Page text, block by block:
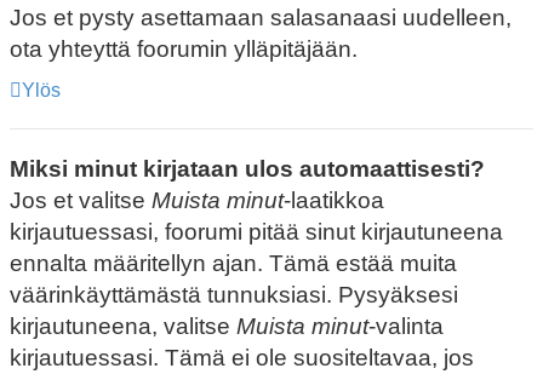
Jos et pysty asettamaan salasanaasi uudelleen,
ota yhteyttä foorumin ylläpitäjään.
Ylös
Miksi minut kirjataan ulos automaattisesti?
Jos et valitse Muista minut-laatikkoa
kirjautuessasi, foorumi pitää sinut kirjautuneena
ennalta määritellyn ajan. Tämä estää muita
väärinkäyttämästä tunnuksiasi. Pysyäksesi
kirjautuneena, valitse Muista minut-valinta
kirjautuessasi. Tämä ei ole suositeltavaa, jos